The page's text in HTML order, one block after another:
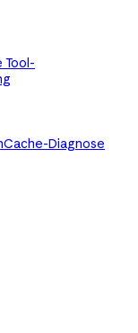
Tool-
Cache-Diagnose